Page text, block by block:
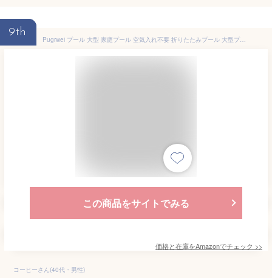
9th
Pugrwei プール 大型 家庭プール 空気入れ不要 折りたたみプール 大型プール 2.1M 子供用プール 深い 四角い プール大きめ 折り畳みプール 巨大プール 大きいプール 特大プール 収納便利 子供 大人 水遊び 家庭用 大人用 自宅用 庭 ベランダ 室内 猛暑対策 海水浴 砂場
この商品をサイトでみる
価格と在庫をAmazonでチェック >>
コーヒーさん(40代・男性)